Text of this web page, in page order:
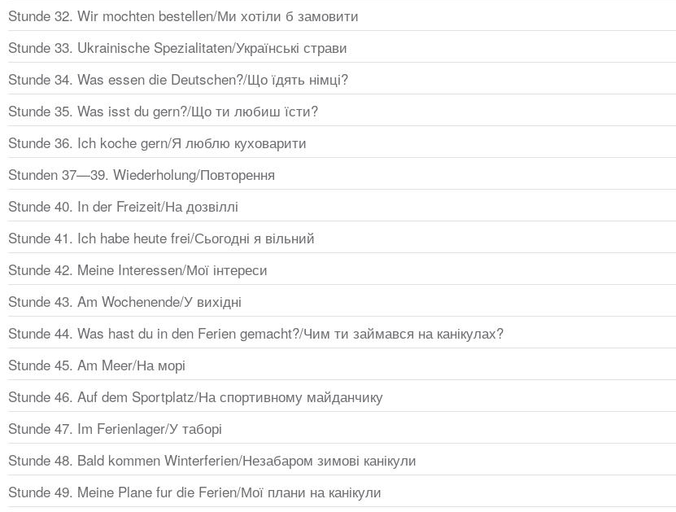
Stunde 32. Wir mochten bestellen/Ми хотіли б замовити
Stunde 33. Ukrainische Spezialitaten/Українські страви
Stunde 34. Was essen die Deutschen?/Що їдять німці?
Stunde 35. Was isst du gern?/Що ти любиш їсти?
Stunde 36. Ich koche gern/Я люблю куховарити
Stunden 37—39. Wiederholung/Повторення
Stunde 40. In der Freizeit/На дозвіллі
Stunde 41. Ich habe heute frei/Сьогодні я вільний
Stunde 42. Meine Interessen/Мої інтереси
Stunde 43. Am Wochenende/У вихідні
Stunde 44. Was hast du in den Ferien gemacht?/Чим ти займався на канікулах?
Stunde 45. Am Meer/На морі
Stunde 46. Auf dem Sportplatz/На спортивному майданчику
Stunde 47. Im Ferienlager/У таборі
Stunde 48. Bald kommen Winterferien/Незабаром зимові канікули
Stunde 49. Meine Plane fur die Ferien/Мої плани на канікули